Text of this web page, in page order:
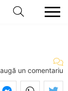
un comentariu